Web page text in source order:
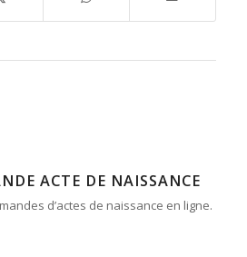
ACTE DE NAISSANCE
d’actes de naissance en ligne.